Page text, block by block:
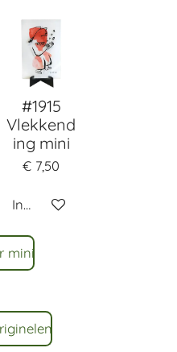
#1915
Vlekkend
ing mini
€ 7,50
In winkelwagen
mini